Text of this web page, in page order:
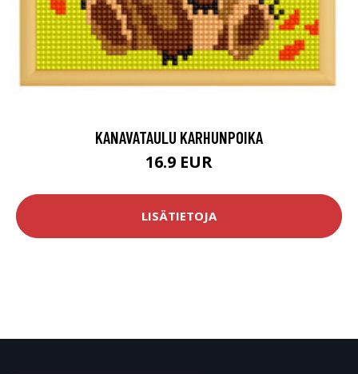
KANAVATAULU KARHUNPOIKA
16.9 EUR
LISÄTIETOJA